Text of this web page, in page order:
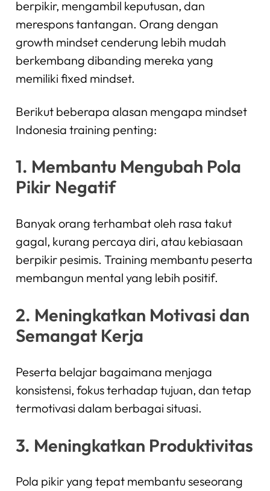
berpikir, mengambil keputusan, dan
merespons tantangan. Orang dengan
growth mindset cenderung lebih mudah
berkembang dibanding mereka yang
memiliki fixed mindset.
Berikut beberapa alasan mengapa mindset
Indonesia training penting:
1. Membantu Mengubah Pola
Pikir Negatif
Banyak orang terhambat oleh rasa takut
gagal, kurang percaya diri, atau kebiasaan
berpikir pesimis. Training membantu peserta
membangun mental yang lebih positif.
2. Meningkatkan Motivasi dan
Semangat Kerja
Peserta belajar bagaimana menjaga
konsistensi, fokus terhadap tujuan, dan tetap
termotivasi dalam berbagai situasi.
3. Meningkatkan Produktivitas
Pola pikir yang tepat membantu seseorang